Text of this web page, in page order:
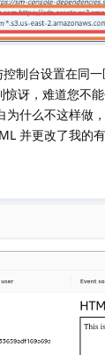
制台设置在同
讶，难道您不
为什么不这样做
并更改了我的